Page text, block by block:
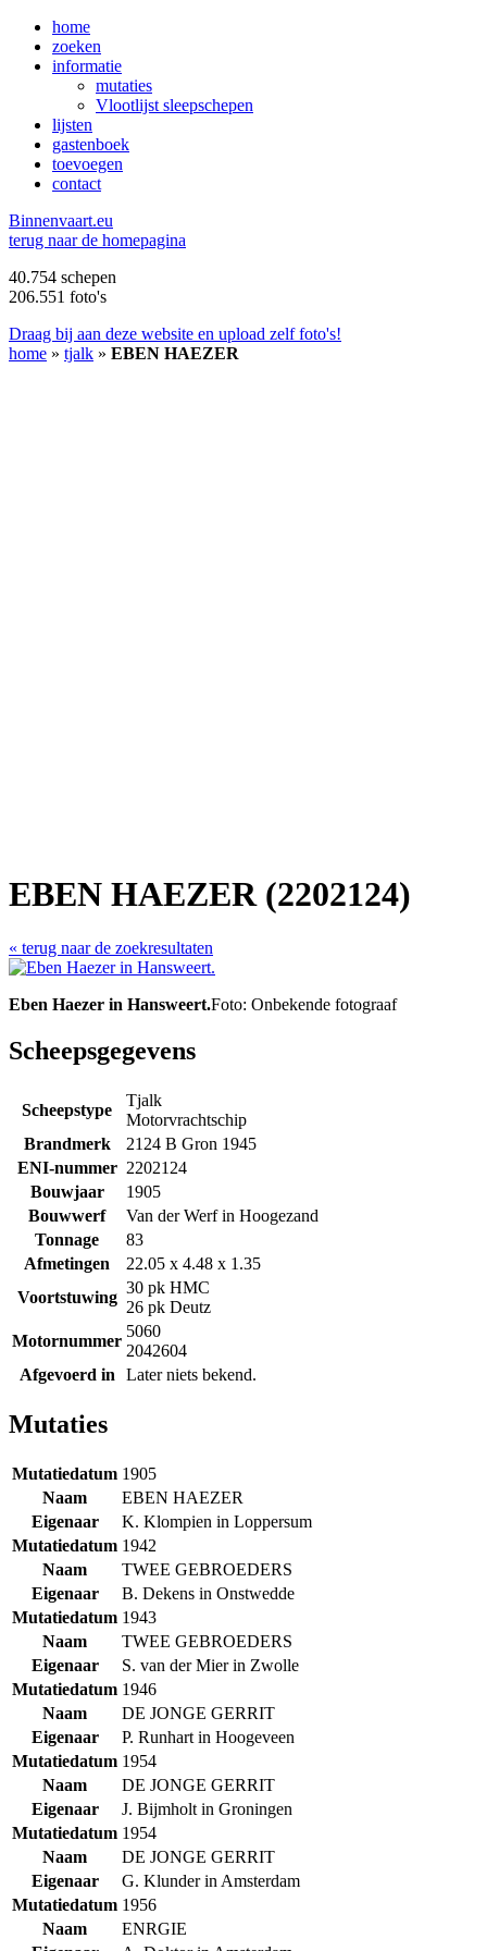
home
zoeken
informatie
mutaties
Vlootlijst sleepschepen
lijsten
gastenboek
toevoegen
contact
Binnenvaart.eu
terug naar de homepagina
40.754 schepen
206.551 foto's
Draag bij aan deze website en upload zelf foto's!
home » tjalk » EBEN HAEZER
EBEN HAEZER (2202124)
« terug naar de zoekresultaten
Eben Haezer in Hansweert.Foto: Onbekende fotograaf
Scheepsgegevens
Scheepstype
Tjalk
Motorvrachtschip
Brandmerk
2124 B Gron 1945
ENI-nummer 2202124
Bouwjaar
1905
Bouwwerf
Van der Werf in Hoogezand
Tonnage
83
Afmetingen
22.05 x 4.48 x 1.35
Voortstuwing
30 pk HMC
26 pk Deutz
Motornummer
5060
2042604
Afgevoerd in
Later niets bekend.
Mutaties
Mutatiedatum 1905
Naam
EBEN HAEZER
Eigenaar
K. Klompien in Loppersum
Mutatiedatum 1942
Naam
TWEE GEBROEDERS
Eigenaar
B. Dekens in Onstwedde
Mutatiedatum 1943
Naam
TWEE GEBROEDERS
Eigenaar
S. van der Mier in Zwolle
Mutatiedatum 1946
Naam
DE JONGE GERRIT
Eigenaar
P. Runhart in Hoogeveen
Mutatiedatum 1954
Naam
DE JONGE GERRIT
Eigenaar
J. Bijmholt in Groningen
Mutatiedatum 1954
Naam
DE JONGE GERRIT
Eigenaar
G. Klunder in Amsterdam
Mutatiedatum 1956
Naam
ENRGIE